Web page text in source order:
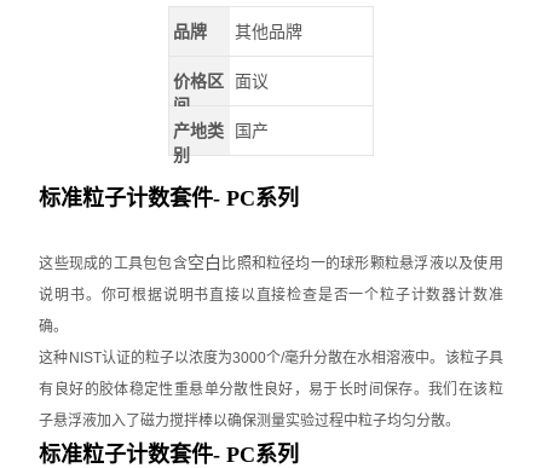
品牌 其他品牌
价格区
间
面议
产地类
别
国产
标准粒子计数套件- PC系列
这些现成的工具包包含空白 比照和粒径均一的球形颗粒悬浮液以及使用
说明书。你可根据说明书直接以直接检查是否一个粒子计数器计数准
确。
这种 NIST认证的粒子以浓度为3000个/毫升分散在水相溶液中。该粒子具
有良好的胶体稳定性重悬单分散性良好，易于长时间保存。我们在该粒
子悬浮液加入了磁力搅拌棒以确保测量实验过程中粒子均匀分散。
标准粒子计数套件- PC系列